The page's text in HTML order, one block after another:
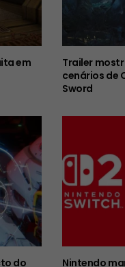
em
Trailer
cenários de
Sword
do Nintendo